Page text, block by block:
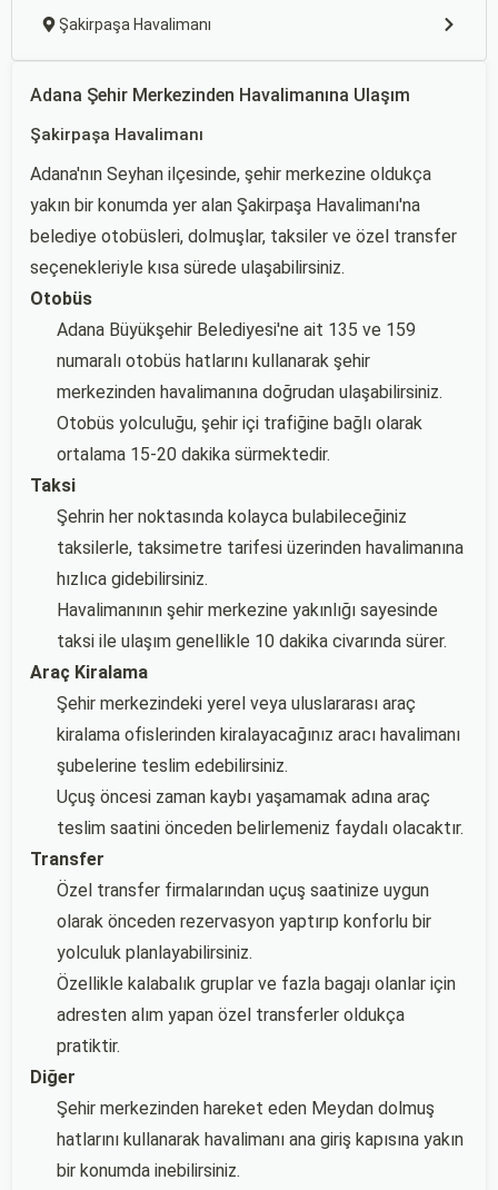
Şakirpaşa Havalimanı
Adana Şehir Merkezinden Havalimanına Ulaşım
Şakirpaşa Havalimanı
Adana'nın Seyhan ilçesinde, şehir merkezine oldukça
yakın bir konumda yer alan Şakirpaşa Havalimanı'na
belediye otobüsleri, dolmuşlar, taksiler ve özel transfer
seçenekleriyle kısa sürede ulaşabilirsiniz.
Otobüs
Adana Büyükşehir Belediyesi'ne ait 135 ve 159
numaralı otobüs hatlarını kullanarak şehir
merkezinden havalimanına doğrudan ulaşabilirsiniz.
Otobüs yolculuğu, şehir içi trafiğine bağlı olarak
ortalama 15-20 dakika sürmektedir.
Taksi
Şehrin her noktasında kolayca bulabileceğiniz
taksilerle, taksimetre tarifesi üzerinden havalimanına
hızlıca gidebilirsiniz.
Havalimanının şehir merkezine yakınlığı sayesinde
taksi ile ulaşım genellikle 10 dakika civarında sürer.
Araç Kiralama
Şehir merkezindeki yerel veya uluslararası araç
kiralama ofislerinden kiralayacağınız aracı havalimanı
şubelerine teslim edebilirsiniz.
Uçuş öncesi zaman kaybı yaşamamak adına araç
teslim saatini önceden belirlemeniz faydalı olacaktır.
Transfer
Özel transfer firmalarından uçuş saatinize uygun
olarak önceden rezervasyon yaptırıp konforlu bir
yolculuk planlayabilirsiniz.
Özellikle kalabalık gruplar ve fazla bagajı olanlar için
adresten alım yapan özel transferler oldukça
pratiktir.
Diğer
Şehir merkezinden hareket eden Meydan dolmuş
hatlarını kullanarak havalimanı ana giriş kapısına yakın
bir konumda inebilirsiniz.